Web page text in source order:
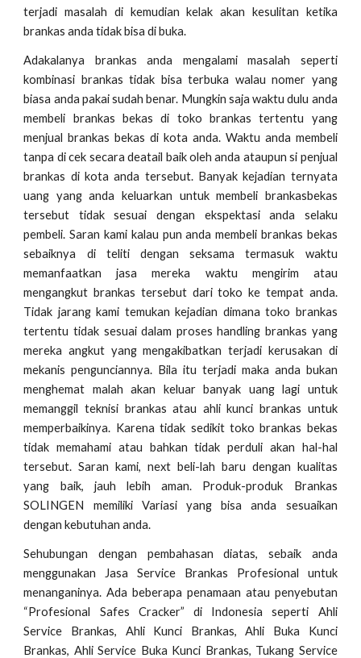
terjadi masalah di kemudian kelak akan kesulitan ketika
brankas anda tidak bisa di buka.
Adakalanya brankas anda mengalami masalah seperti
kombinasi brankas tidak bisa terbuka walau nomer yang
biasa anda pakai sudah benar. Mungkin saja waktu dulu anda
membeli brankas bekas di toko brankas tertentu yang
menjual brankas bekas di kota anda. Waktu anda membeli
tanpa di cek secara deatail baik oleh anda ataupun si penjual
brankas di kota anda tersebut. Banyak kejadian ternyata
uang yang anda keluarkan untuk membeli brankasbekas
tersebut tidak sesuai dengan ekspektasi anda selaku
pembeli. Saran kami kalau pun anda membeli brankas bekas
sebaiknya di teliti dengan seksama termasuk waktu
memanfaatkan jasa mereka waktu mengirim atau
mengangkut brankas tersebut dari toko ke tempat anda.
Tidak jarang kami temukan kejadian dimana toko brankas
tertentu tidak sesuai dalam proses handling brankas yang
mereka angkut yang mengakibatkan terjadi kerusakan di
mekanis pengunciannya. Bila itu terjadi maka anda bukan
menghemat malah akan keluar banyak uang lagi untuk
memanggil teknisi brankas atau ahli kunci brankas untuk
memperbaikinya. Karena tidak sedikit toko brankas bekas
tidak memahami atau bahkan tidak perduli akan hal-hal
tersebut. Saran kami, next beli-lah baru dengan kualitas
yang baik, jauh lebih aman. Produk-produk Brankas
SOLINGEN memiliki Variasi yang bisa anda sesuaikan
dengan kebutuhan anda.
Sehubungan dengan pembahasan diatas, sebaik anda
menggunakan Jasa Service Brankas Profesional untuk
menanganinya. Ada beberapa penamaan atau penyebutan
“Profesional Safes Cracker” di Indonesia seperti Ahli
Service Brankas, Ahli Kunci Brankas, Ahli Buka Kunci
Brankas, Ahli Service Buka Kunci Brankas, Tukang Service